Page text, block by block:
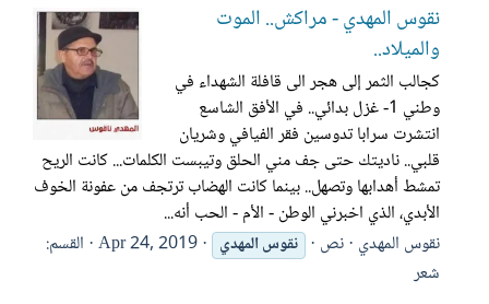
نقوس المهدي - مراكش.. الموت
والميلاد..
كجالب الثمر إلى هجر الى قافلة الشهداء في
وطني 1- غزل بدائي.. في الأفق الشاسع
انتشرت سرابا تدوسين فقر الفيافي وشريان
قلبي.. ناديتك حتى جف مني الحلق وتيبست الكلمات... كانت الريح
تمشط أهدابها وتصهل.. بينما كانت الهضاب ترتجف من عفونة الخوف
الأبدي، الذي اخبرني الوطن - الأم - الحب أنه...
نقوس المهدي نص نقوسالمهدي Apr 24, 2019 القسم:
شعر